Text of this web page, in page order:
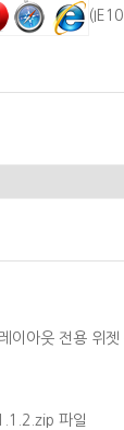
이아웃 전용 위
파일